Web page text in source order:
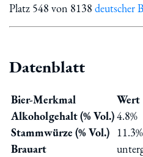
Platz 548 von 8138 deutscher
Datenblatt
Bier-Merkmal
Wert
Alkoholgehalt (% Vol.)4.8%
Stammwürze (% Vol.) 11.3%
Brauart